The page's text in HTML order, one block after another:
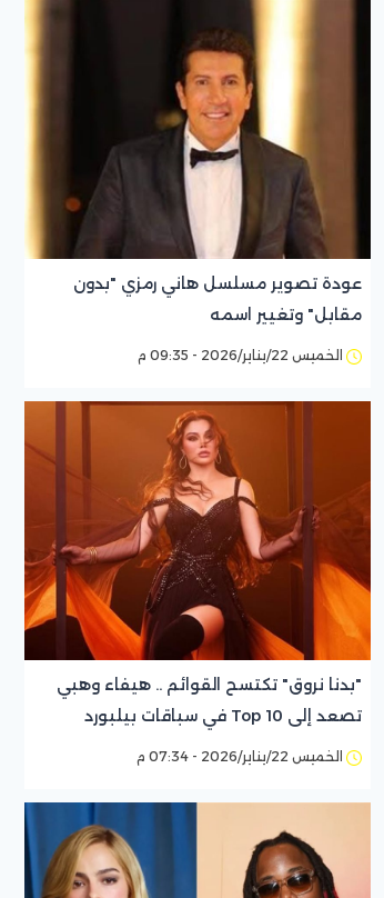
عودة تصوير مسلسل هاني رمزي "بدون
مقابل" وتغيير اسمه
الخميس 22/يناير/2026 - 09:35 م
"بدنا نروق" تكتسح القوائم .. هيفاء وهبي
تصعد إلى Top 10 في سباقات بيلبورد
الخميس 22/يناير/2026 - 07:34 م